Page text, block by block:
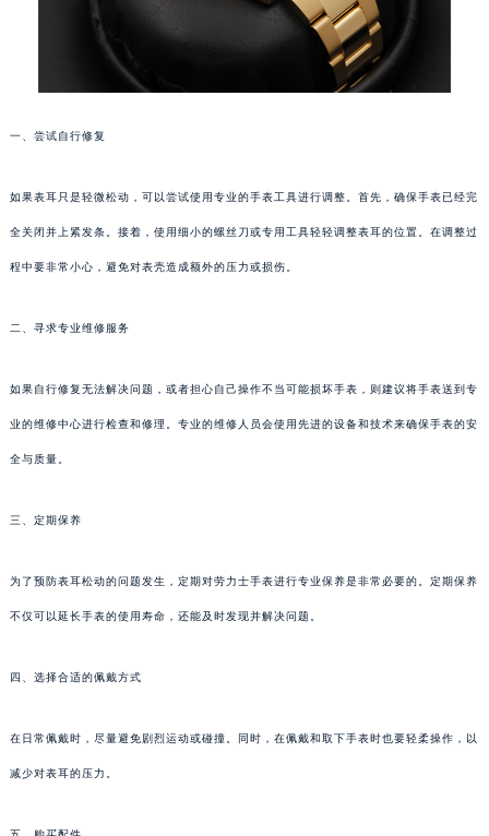
一、尝试自行修复
如果表耳只是轻微松动，可以尝试使用专业的手表工具进行调整。首先，确保手表已经完
全关闭并上紧发条。接着，使用细小的螺丝刀或专用工具轻轻调整表耳的位置。在调整过
程中要非常小心，避免对表壳造成额外的压力或损伤。
二、寻求专业维修服务
如果自行修复无法解决问题，或者担心自己操作不当可能损坏手表，则建议将手表送到专
业的维修中心进行检查和修理。专业的维修人员会使用先进的设备和技术来确保手表的安
全与质量。
三、定期保养
为了预防表耳松动的问题发生，定期对劳力士手表进行专业保养是非常必要的。定期保养
不仅可以延长手表的使用寿命，还能及时发现并解决问题。
四、选择合适的佩戴方式
在日常佩戴时，尽量避免剧烈运动或碰撞。同时，在佩戴和取下手表时也要轻柔操作，以
减少对表耳的压力。